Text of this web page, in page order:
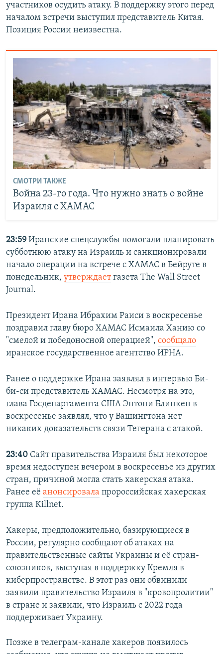
участников осудить атаку. В поддержку этого перед
началом встречи выступил представитель Китая.
Позиция России неизвестна.
СМОТРИ ТАКЖЕ
Война 23-го года. Что нужно знать о войне
Израиля с ХАМАС
23:59 Иранские спецслужбы помогали планировать
субботнюю атаку на Израиль и санкционировали
начало операции на встрече с ХАМАС в Бейруте в
понедельник, утверждаетгазета The Wall Street
Journal.
Президент Ирана Ибрахим Раиси в воскресенье
поздравил главу бюро ХАМАС Исмаила Ханию со
"смелой и победоносной операцией", сообщало
иранское государственное агентство ИРНА.
Ранее о поддержке Ирана заявлял в интервью Би-
би-си представитель ХАМАС. Несмотря на это,
глава Госдепартамента США Энтони Блинкен в
воскресенье заявлял, что у Вашингтона нет
никаких доказательств связи Тегерана с атакой.
23:40 Сайт правительства Израиля был некоторое
время недоступен вечером в воскресенье из других
стран, причиной могла стать хакерская атака.
Ранее её анонсировала пророссийская хакерская
группа Killnet.
Хакеры, предположительно, базирующиеся в
России, регулярно сообщают об атаках на
правительственные сайты Украины и её стран-
союзников, выступая в поддержку Кремля в
киберпространстве. В этот раз они обвинили
заявили правительство Израиля в "кровопролитии"
в стране и заявили, что Израиль с 2022 года
поддерживает Украину.
Позже в телеграм-канале хакеров появилось